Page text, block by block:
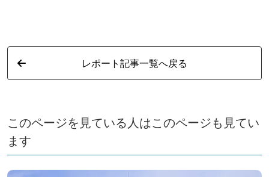
レポート記事一覧へ戻る
このページを見ている人はこのページも見てい
ます